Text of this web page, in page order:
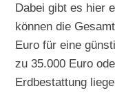
Dabei gibt es hier
können die
Euro für eine
zu 35.000 Euro
Erdbestattung